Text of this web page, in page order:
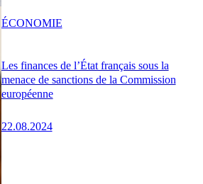
Les finances de l’État français sous la
menace de sanctions de la Commission
européenne
22.08.2024
ÉCONOMIE